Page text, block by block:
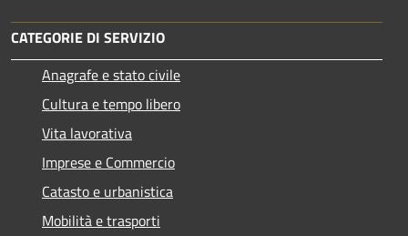
CATEGORIE DI SERVIZIO
Anagrafe e stato civile
Cultura e tempo libero
Vita lavorativa
Imprese e Commercio
Catasto e urbanistica
Mobilità e trasporti